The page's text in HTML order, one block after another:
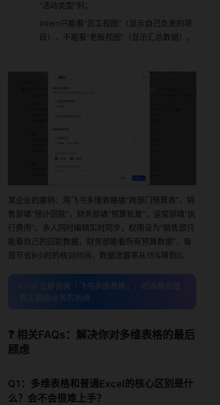
“活动类型”列；
intern只能看“员工视图”（显示自己负责的项
目），不能看“老板视图”（显示汇总数据）。
某企业的案例：用飞书多维表格做“跨部门预算表”，销
售部填“预计回款”，财务部填“预算批复”，运营部填“执
行费用”，多人同时编辑实时同步，权限设为“销售部只
能看自己的回款数据，财务部能看所有预算数据”，每
周节省8小时的核对时间，数据泄露率从15%降到0。
👉🚀 立即咨询「飞书多维表格」：把表格变成
真正能跑业务的系统
❓ 相关FAQs：解决你对多维表格的最后
顾虑
Q1：多维表格和普通Excel的核心区别是什
么？会不会很难上手？